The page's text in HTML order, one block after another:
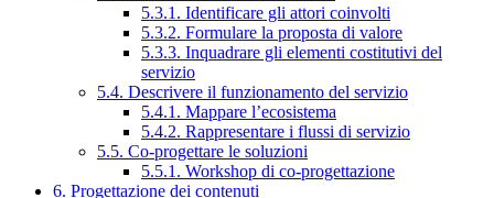
5.3.1. Identificare gli attori coinvolti
5.3.2. Formulare la proposta di valore
5.3.3. Inquadrare gli elementi costitutivi del
servizio
5.4. Descrivere il funzionamento del servizio
5.4.1. Mappare l’ecosistema
5.4.2. Rappresentare i flussi di servizio
5.5. Co-progettare le soluzioni
5.5.1. Workshop di co-progettazione
6. Progettazione dei contenuti